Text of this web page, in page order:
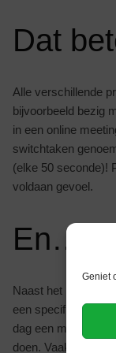
Geniet
Dat
Alle verschillende
bijvoorbeeld bezig
in een online
switchtaken
(elke 50 seconde)!
voldaan gevoel.
En…
Naast het
een specifieke
dag een moment
doen. Vaak kom je